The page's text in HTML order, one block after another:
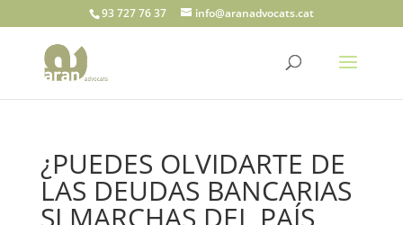
93 727 76 37 info@aranadvocats.cat
¿PUEDES OLVIDARTE DE
LAS DEUDAS BANCARIAS
SI MARCHAS DEL PAÍS